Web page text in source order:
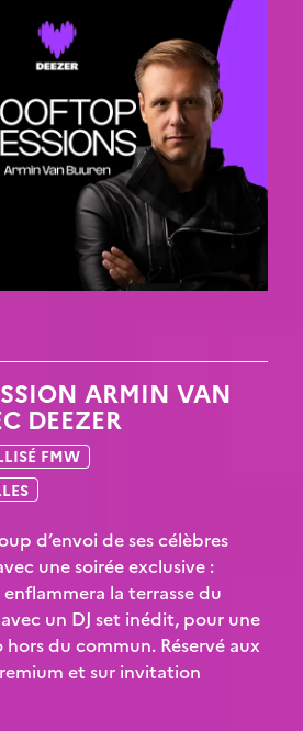
ARMIN VAN
DEEZER
FMW
d’envoi de ses célèbres
une soirée exclusive :
la terrasse du
un DJ set inédit, pour une
du commun. Réservé aux
et sur invitation